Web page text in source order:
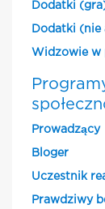
Dodatki
Dodatki (nie
Widzowie w
Prowadzący
Bloger
Uczestnik
Prawdziwy